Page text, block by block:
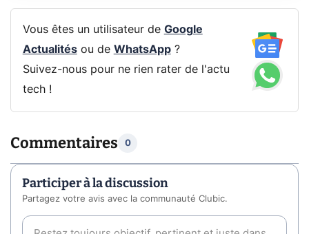
Vous êtes un utilisateur de Google
Actualitésou de WhatsApp?
Suivez-nous pour ne rien rater de l'actu
tech !
Commentaires 0
Participer à la discussion
Partagez votre avis avec la communauté Clubic.